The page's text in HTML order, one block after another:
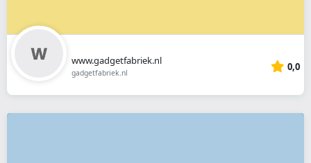
www.gadgetfabriek.nl
gadgetfabriek.nl 0,0